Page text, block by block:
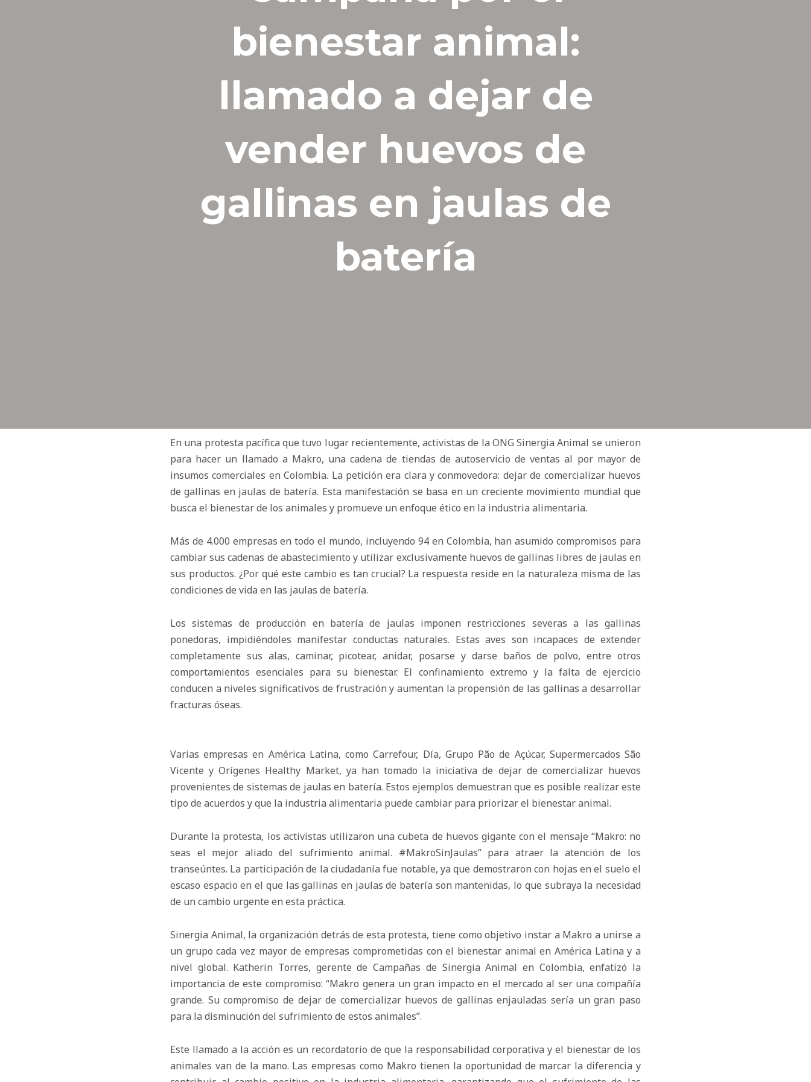
bienestar animal:
llamado a dejar de
vender huevos de
gallinas en jaulas de
batería
En una protesta pacífica que tuvo lugar recientemente, activistas de la ONG Sinergia Animal se unieron
para hacer un llamado a Makro, una cadena de tiendas de autoservicio de ventas al por mayor de
insumos comerciales en Colombia. La petición era clara y conmovedora: dejar de comercializar huevos
de gallinas en jaulas de batería. Esta manifestación se basa en un creciente movimiento mundial que
busca el bienestar de los animales y promueve un enfoque ético en la industria alimentaria.
Más de 4.000 empresas en todo el mundo, incluyendo 94 en Colombia, han asumido compromisos para
cambiar sus cadenas de abastecimiento y utilizar exclusivamente huevos de gallinas libres de jaulas en
sus productos. ¿Por qué este cambio es tan crucial? La respuesta reside en la naturaleza misma de las
condiciones de vida en las jaulas de batería.
Los sistemas de producción en batería de jaulas imponen restricciones severas a las gallinas
ponedoras, impidiéndoles manifestar conductas naturales. Estas aves son incapaces de extender
completamente sus alas, caminar, picotear, anidar, posarse y darse baños de polvo, entre otros
comportamientos esenciales para su bienestar. El confinamiento extremo y la falta de ejercicio
conducen a niveles significativos de frustración y aumentan la propensión de las gallinas a desarrollar
fracturas óseas.
Varias empresas en América Latina, como Carrefour, Día, Grupo Pão de Açúcar, Supermercados São
Vicente y Orígenes Healthy Market, ya han tomado la iniciativa de dejar de comercializar huevos
provenientes de sistemas de jaulas en batería. Estos ejemplos demuestran que es posible realizar este
tipo de acuerdos y que la industria alimentaria puede cambiar para priorizar el bienestar animal.
Durante la protesta, los activistas utilizaron una cubeta de huevos gigante con el mensaje “Makro: no
seas el mejor aliado del sufrimiento animal. #MakroSinJaulas” para atraer la atención de los
transeúntes. La participación de la ciudadanía fue notable, ya que demostraron con hojas en el suelo el
escaso espacio en el que las gallinas en jaulas de batería son mantenidas, lo que subraya la necesidad
de un cambio urgente en esta práctica.
Sinergia Animal, la organización detrás de esta protesta, tiene como objetivo instar a Makro a unirse a
un grupo cada vez mayor de empresas comprometidas con el bienestar animal en América Latina y a
nivel global. Katherin Torres, gerente de Campañas de Sinergia Animal en Colombia, enfatizó la
importancia de este compromiso: “Makro genera un gran impacto en el mercado al ser una compañía
grande. Su compromiso de dejar de comercializar huevos de gallinas enjauladas sería un gran paso
para la disminución del sufrimiento de estos animales”.
Este llamado a la acción es un recordatorio de que la responsabilidad corporativa y el bienestar de los
animales van de la mano. Las empresas como Makro tienen la oportunidad de marcar la diferencia y